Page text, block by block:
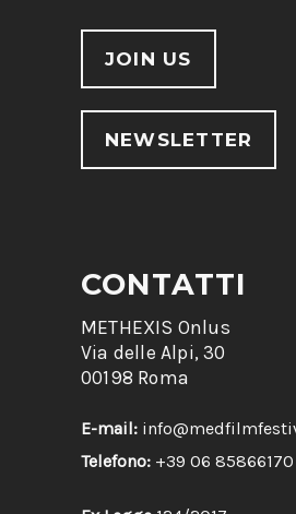
JOIN US
NEWSLETTER
CONTATTI
METHEXIS Onlus
Via delle Alpi, 30
00198 Roma
E-mail:
Telefono: +39 06 85866170